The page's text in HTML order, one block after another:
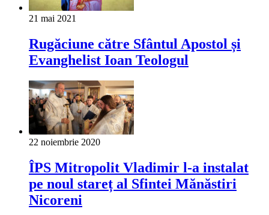
21 mai 2021
Rugăciune către Sfântul Apostol și
Evanghelist Ioan Teologul
22 noiembrie 2020
ÎPS Mitropolit Vladimir l-a instalat
pe noul stareț al Sfintei Mănăstiri
Nicoreni